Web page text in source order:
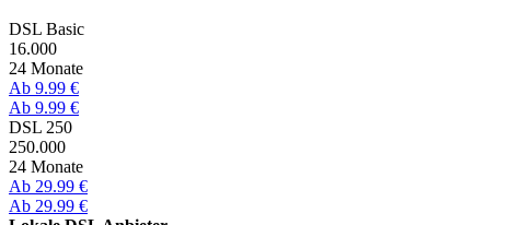
DSL Basic
16.000
24 Monate
Ab 9.99 €
Ab 9.99 €
DSL 250
250.000
24 Monate
Ab 29.99 €
Ab 29.99 €